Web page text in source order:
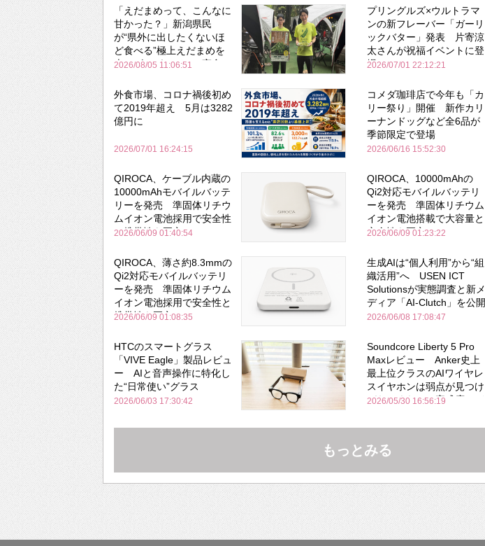
「えだまめって、こんなに
甘かった？」新潟県民
が“県外に出したくないほ
ど食べる”極上えだまめを
森のビアガーデンで実食
2026/08/05 11:06:51
プリングルズ×ウルトラマ
ンの新フレーバー「ガーリ
ックバター」発表 片寄涼
太さんが祝福イベントに登
場
2026/07/01 22:12:21
外食市場、コロナ禍後初め
て2019年超え 5月は3282
億円に
2026/07/01 16:24:15
コメダ珈琲店で今年も「カ
リー祭り」開催 新作カリ
ーナンドッグなど全6品が
季節限定で登場
2026/06/16 15:52:30
QIROCA、ケーブル内蔵の
10000mAhモバイルバッテ
リーを発売 準固体リチウ
ムイオン電池採用で安全性
と携帯性を両立
2026/06/09 01:40:54
QIROCA、10000mAhの
Qi2対応モバイルバッテリ
ーを発売 準固体リチウム
イオン電池搭載で大容量と
安全性を両立
2026/06/09 01:23:22
QIROCA、薄さ約8.3mmの
Qi2対応モバイルバッテリ
ーを発売 準固体リチウム
イオン電池採用で安全性と
携帯性を両立
2026/06/09 01:08:35
生成AIは“個人利用”から“組
織活用”へ USEN ICT
Solutionsが実態調査と新メ
ディア「AI-Clutch」を公開
2026/06/08 17:08:47
HTCのスマートグラス
「VIVE Eagle」製品レビュ
ー AIと音声操作に特化し
た“日常使い”グラス
2026/06/03 17:30:42
Soundcore Liberty 5 Pro
Maxレビュー Anker史上
最上位クラスのAIワイヤレ
スイヤホンは弱点が見つけ
づらいくらいの完成度にび
Bose並み
2026/05/30 16:56:19
もっとみる